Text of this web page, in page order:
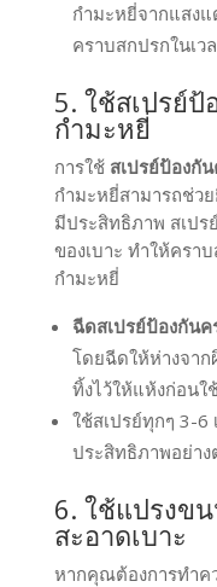
กำมะหยี่จากแสง
คราบสกปรกในเว
5. ใช้สเปรย์ป้
กำมะหยี่
การใช้ สเปรย์ป้องกั
กำมะหยี่สามารถช่ว
มีประสิทธิภาพ สเป
ของเบาะ ทำให้ครา
กำมะหยี่
ฉีดสเปรย์ป้องกันค
โดยฉีดให้ห่างจาก
ทิ้งไว้ให้แห้งก่อนใ
ใช้สเปรย์ทุกๆ 3-6
ประสิทธิภาพอย่าง
6. ใช้แปรงข
สะอาดเบาะ
หากคุณต้องการทำค